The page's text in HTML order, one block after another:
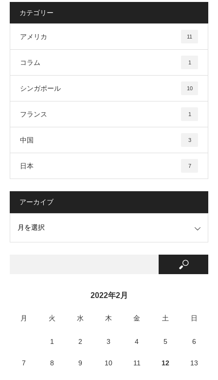
カテゴリー
アメリカ 11
コラム 1
シンガポール 10
フランス 1
中国 3
日本 7
アーカイブ
2022年2月
月 火 水 木 金 土 日
1 2 3 4 5 6
7 8 9 10 11 12 13